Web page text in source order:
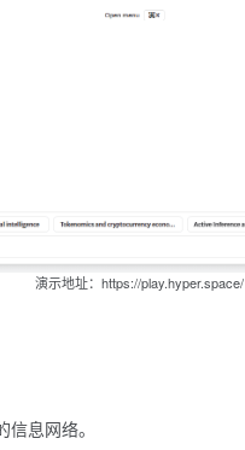
演示地址：https://play.hyper.space/
息网络。